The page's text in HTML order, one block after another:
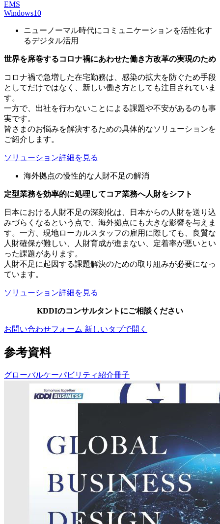
EMS
Windows10
ニューノーマル時代にコミュニケーションを活性化す
るデジタル活用
世界を席巻するコロナ禍にあわせた働き方改革の実現のため
コロナ禍で急増した在宅勤務は、感染の拡大を防ぐため手段
としてだけではなく、新しい働き方としても注目されていま
す。
一方で、出社を行わないことによる課題や不安があるのも事
実です。
皆さまのお悩みを解決するための具体的なソリューションを
ご紹介します。
ソリューション詳細を見る
海外拠点の慢性的な人財不足の解消
定型業務を効率的に処理してコア業務へ人財をシフト
日本における人財不足の深刻化は、日本からの人財を送り込
みづらくなるという点で、海外拠点にも大きな影響を与えま
す。一方、現地ローカルスタッフの雇用に際しても、良質な
人財確保が難しい、人財育成が進まない、定着率が悪いとい
った課題があります。
人財不足に起因する課題解決のための取り組みが必要になっ
ています。
ソリューション詳細を見る
KDDIのコンサルタントにご相談ください
お問い合わせフォーム 新しいタブで開く
参考資料
グローバルケーパビリティ紹介冊子